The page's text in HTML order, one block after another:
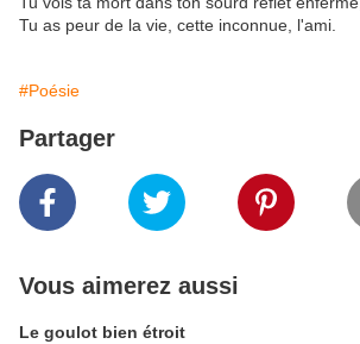
Tu as peur de la vie, cette inconnue, l'ami.
#Poésie
Partager
Vous aimerez aussi
Le goulot bien étroit